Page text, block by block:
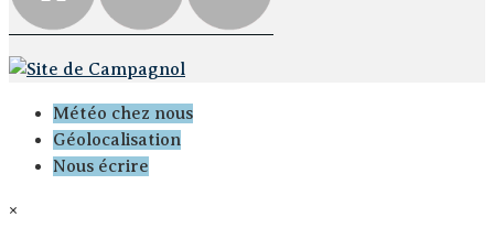
Météo chez nous
Géolocalisation
Nous écrire
×